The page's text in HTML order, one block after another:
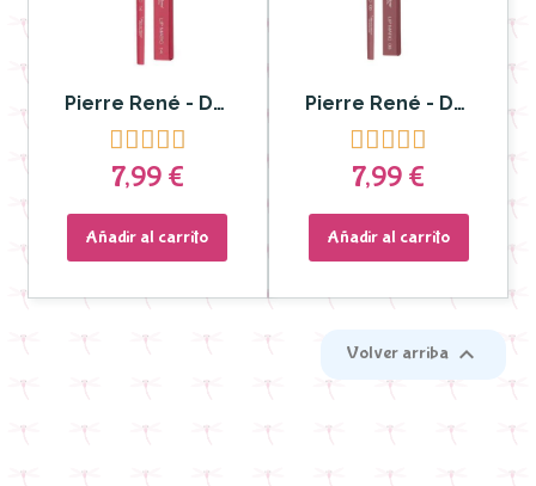
Pierre René - Delineador y Labial Lip Matic nº 14

7,99 €
Añadir al carrito
Pierre René - Delineador de labios Lip Matic nº 08

7,99 €
Añadir al carrito
Volver arriba 